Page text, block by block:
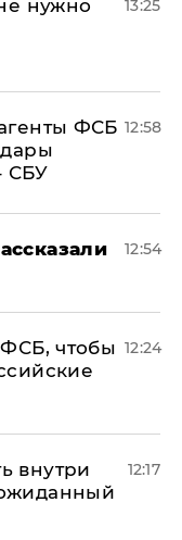
нужно
13:25
ФСБ
СБУ
12:58
12:54
чтобы 12:24
внутри
12:17